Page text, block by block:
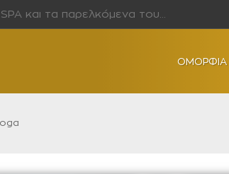
και τα παρελκόμενα του…
ΟΜΟΡΦΙΑ